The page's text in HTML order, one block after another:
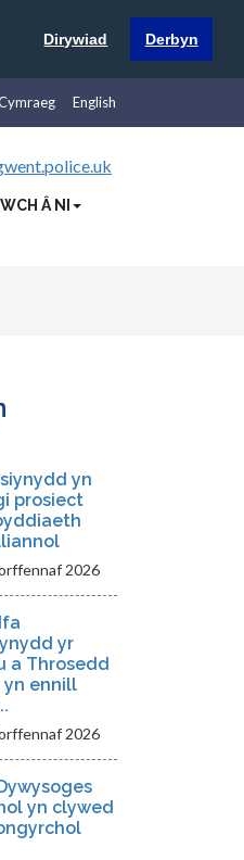
Dirywiad Derbyn
English
Â NI
yn
prosiect
2026
yr
a Throsedd
yn ennill
2026
yn clywed